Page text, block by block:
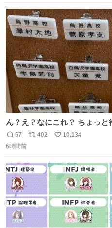
ト
数
数
ん？え？なにこれ？ ちょっ
売されているのもですか？
返
信
57
リ
ト
402
い
10,134
6時間前